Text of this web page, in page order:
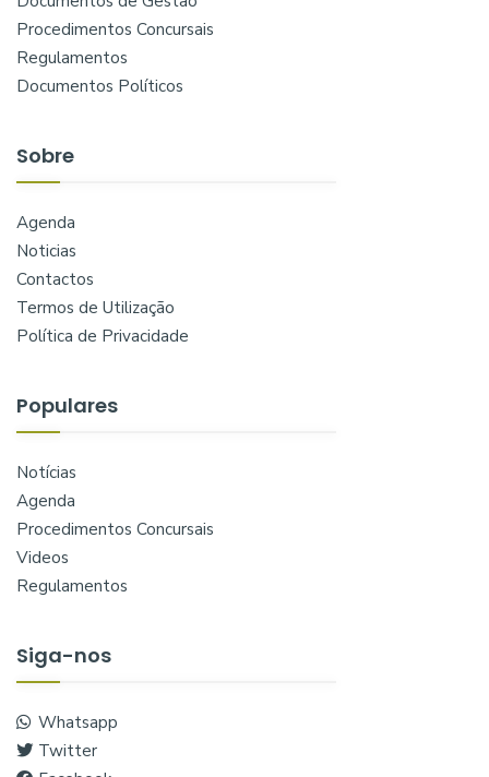
Procedimentos Concursais
Regulamentos
Documentos Políticos
Sobre
Agenda
Noticias
Contactos
Termos de Utilização
Política de Privacidade
Populares
Notícias
Agenda
Procedimentos Concursais
Videos
Regulamentos
Siga-nos
Whatsapp
Twitter